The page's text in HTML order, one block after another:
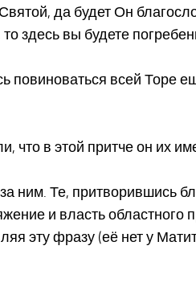
да будет Он
здесь вы будете
всей Торе
что в этой притче он их
ним. Те, притворившись
и власть областного
эту фразу (её нет у